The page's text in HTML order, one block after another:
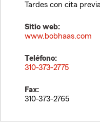
Tardes con cita
Sitio web:
www.bobhaas.com
Teléfono:
310-373-2775
Fax:
310-373-2765